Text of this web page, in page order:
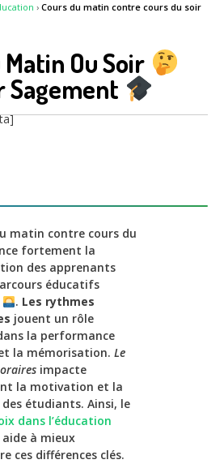
› Cours du matin contre cours du soir
Ou Soir
Sagement
matin contre cours du
fortement la
des apprenants
éducatifs
. Les rythmes
jouent un rôle
la performance
la mémorisation. Le
impacte
la motivation et la
étudiants. Ainsi, le
dans l’éducation
aide à mieux
ces différences clés.